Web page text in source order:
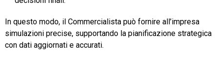
In questo modo, il Commercialista può fornire all’impresa
simulazioni precise, supportando la pianificazione strategica
con dati aggiornati e accurati.